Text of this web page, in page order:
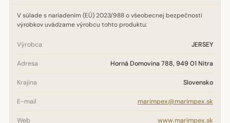
V súlade s nariadením (EÚ) 2023/988 o všeobecnej bezpečnosti
výrobkov uvádzame výrobcu tohto produktu:
Výrobca JERSEY
Adresa Horná Domovina 788, 949 01 Nitra
Krajina Slovensko
E-mail marimpex@marimpex.sk
Web www.marimpex.sk